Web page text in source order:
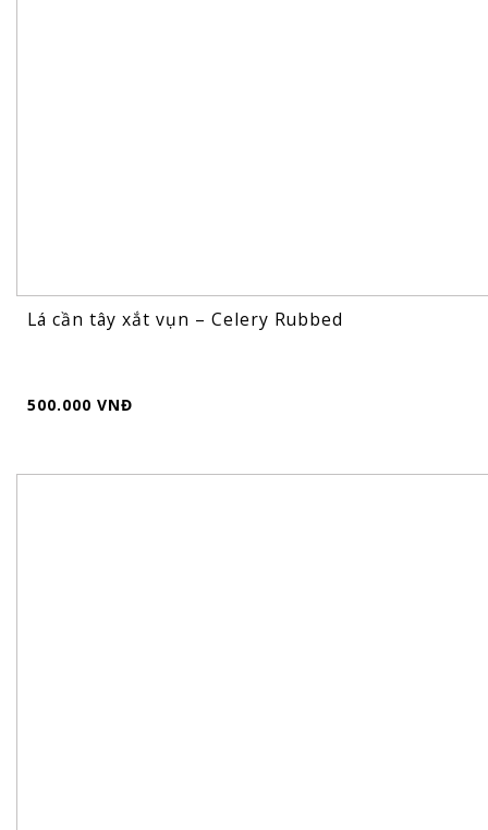
Lá cần tây xắt vụn – Celery Rubbed
500.000 VNĐ